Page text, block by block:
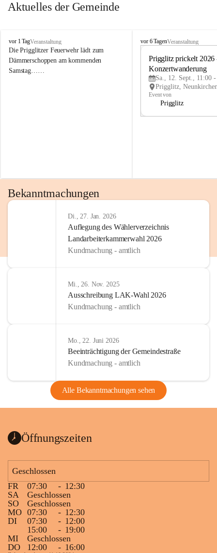
Aktuelles der Gemeinde
P
r
i
g
vor 1 TagVeranstaltung
Die Prigglitzer Feuerwehr lädt zum
Dämmerschoppen am kommenden
Samstag……
P
vor 6 TagenVeranstaltung
Prigglitz prickelt 2026
Konzertwanderung
Sa., 12. Sept., 11:00
Event von
Prigglitz
Bekanntmachungen
Di., 27. Jan. 2026
Auflegung des Wählerverzeichnis
Landarbeiterkammerwahl 2026
Kundmachung - amtlich
Mi., 26. Nov. 2025
Ausschreibung LAK-Wahl 2026
Kundmachung - amtlich
Mo., 22. Juni 2026
Beeinträchtigung der Gemeindestraße
Kundmachung - amtlich
Alle Bekanntmachungen sehen
Öffnungszeiten
Geschlossen
FR
07:30 - 12:30
SA
Geschlossen
SO
Geschlossen
MO 07:30 - 12:30
DI
07:30 - 12:00
15:00
- 19:00
MI
Geschlossen
DO
12:00 - 16:00